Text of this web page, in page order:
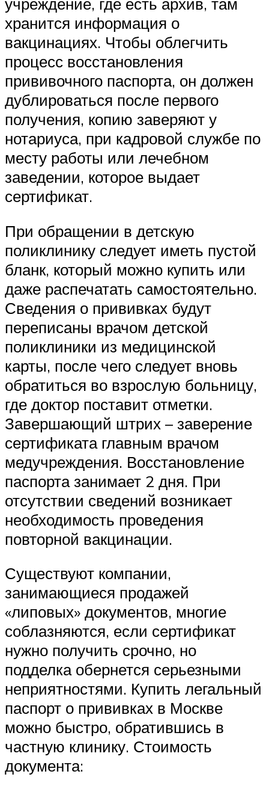
хранится информация о
вакцинациях. Чтобы облегчить
процесс восстановления
прививочного паспорта, он должен
дублироваться после первого
получения, копию заверяют у
нотариуса, при кадровой службе по
месту работы или лечебном
заведении, которое выдает
сертификат.
При обращении в детскую
поликлинику следует иметь пустой
бланк, который можно купить или
даже распечатать самостоятельно.
Сведения о прививках будут
переписаны врачом детской
поликлиники из медицинской
карты, после чего следует вновь
обратиться во взрослую больницу,
где доктор поставит отметки.
Завершающий штрих – заверение
сертификата главным врачом
медучреждения. Восстановление
паспорта занимает 2 дня. При
отсутствии сведений возникает
необходимость проведения
повторной вакцинации.
Существуют компании,
занимающиеся продажей
«липовых» документов, многие
соблазняются, если сертификат
нужно получить срочно, но
подделка обернется серьезными
неприятностями. Купить легальный
паспорт о прививках в Москве
можно быстро, обратившись в
частную клинику. Стоимость
документа: